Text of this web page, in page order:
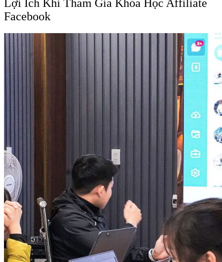
Lợi Ích Khi Tham Gia Khóa Học Affiliate
Facebook